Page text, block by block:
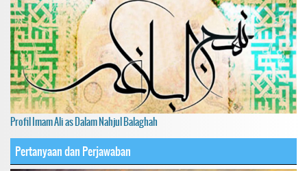
Profil Imam Ali as Dalam Nahjul Balaghah
Pertanyaan dan Perjawaban